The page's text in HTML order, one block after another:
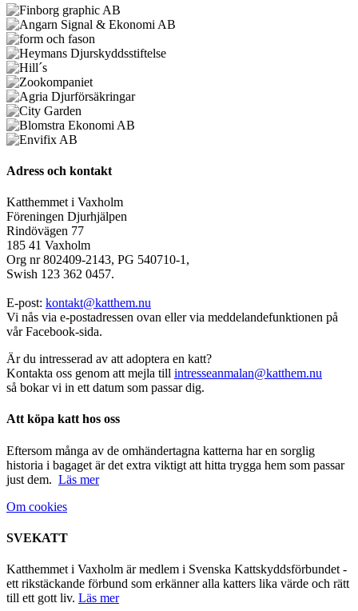
Adress och kontakt
Katthemmet i Vaxholm
Föreningen Djurhjälpen
Rindövägen 77
185 41 Vaxholm
Org nr 802409-2143, PG 540710-1,
Swish 123 362 0457.
E-post: kontakt@katthem.nu
Vi nås via e-postadressen ovan eller via meddelandefunktionen på
vår Facebook-sida.
Är du intresserad av att adoptera en katt?
Kontakta oss genom att mejla till intresseanmalan@katthem.nu
så bokar vi in ett datum som passar dig.
Att köpa katt hos oss
Eftersom många av de omhändertagna katterna har en sorglig
historia i bagaget är det extra viktigt att hitta trygga hem som passar
just dem. Läs mer
Om cookies
SVEKATT
Katthemmet i Vaxholm är medlem i Svenska Kattskyddsförbundet -
ett rikstäckande förbund som erkänner alla katters lika värde och rätt
till ett gott liv. Läs mer